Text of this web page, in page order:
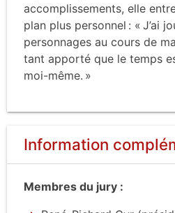
accomplissements, elle
plan plus personnel : « J’ai
personnages au cours de
tant apporté que le temps
moi-même. »
Information
Membres du jury :